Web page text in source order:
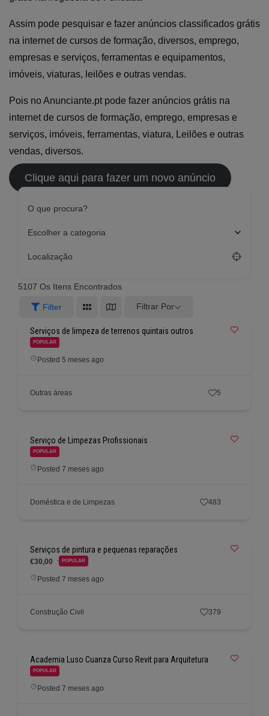
Assim pode pesquisar e fazer anúncios classificados grátis
na internet de cursos de formação, diversos, emprego,
empresas e serviços, ferramentas e equipamentos,
imóveis, viaturas, leilões e outras vendas.
Pois no Anunciante.pt pode fazer anúncios grátis na
internet de cursos de formação, emprego, empresas e
serviços, imóveis, ferramentas, viatura, Leilões e outras
vendas, diversos.
Clique aqui para fazer um novo anúncio
O que procura?
Escolher a categoria
Localização
5107 Os Itens Encontrados
Filter Filtrar Por
Serviços de limpeza de terrenos quintais outros
POPULAR
Posted 5 meses ago
Outras áreas 5
Serviço de Limpezas Profissionais
POPULAR
Posted 7 meses ago
Doméstica e de Limpezas 483
Serviços de pintura e pequenas reparações
€30,00 POPULAR
Posted 7 meses ago
Construção Civil 379
Academia Luso Cuanza Curso Revit para Arquitetura
POPULAR
Posted 7 meses ago